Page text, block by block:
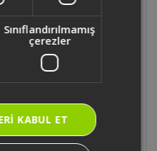
?
Multi Blender
Blender Seti ticari
mudur?
Sınıflandırılmamış
çerezler
KABUL ET